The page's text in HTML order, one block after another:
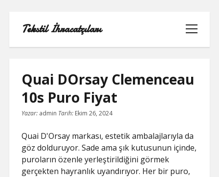
Tekstil İhracatçıları
menüyü
aç
1000 LINKEDIN TAKIPÇI HILESI
IPHONE
LINKEDIN BEĞENI KASMA PARASIZ
Quai DOrsay Clemenceau
10s Puro Fiyat
Yazar: admin Tarih: Ekim 26, 2024
Quai D'Orsay markası, estetik ambalajlarıyla da
göz dolduruyor. Sade ama şık kutusunun içinde,
puroların özenle yerleştirildiğini görmek
gerçekten hayranlık uyandırıyor. Her bir puro,